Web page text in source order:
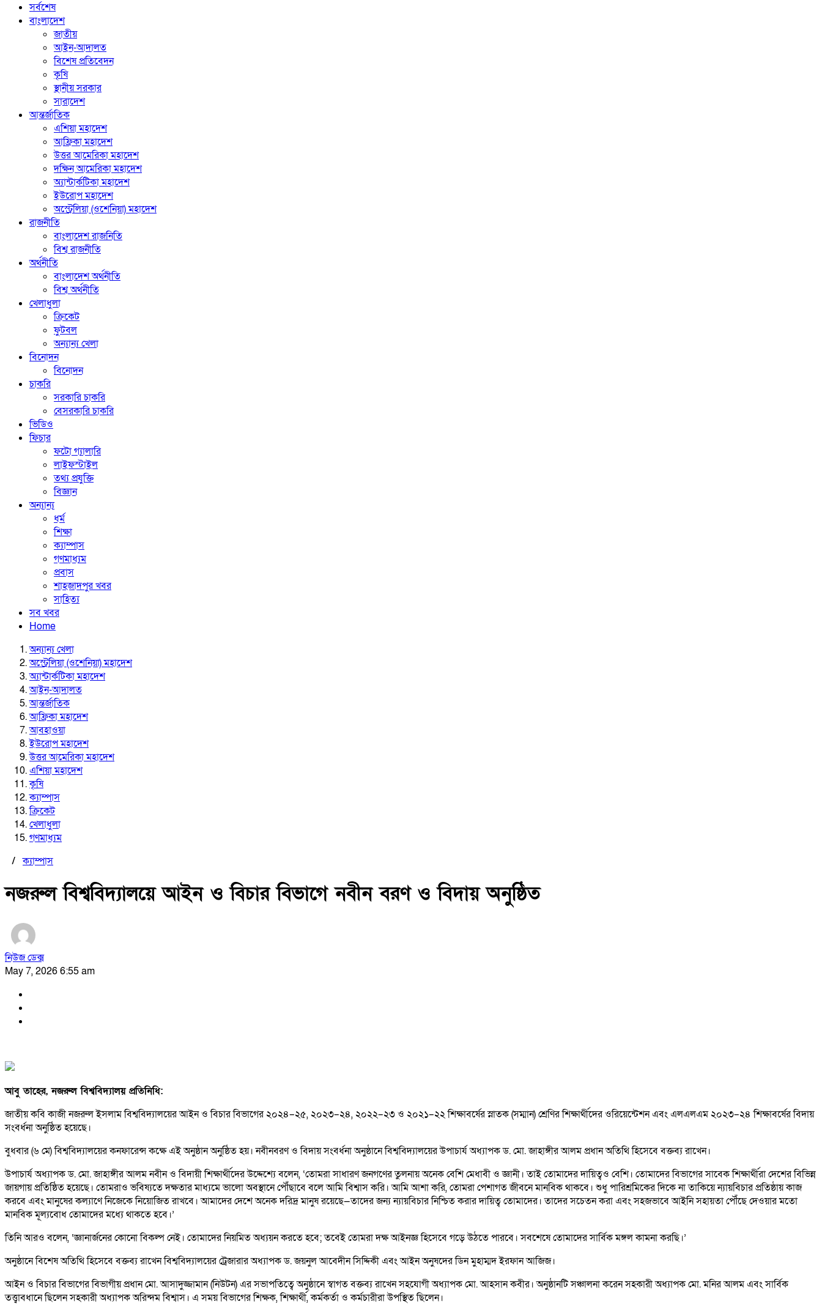
সর্বশেষ
বাংলাদেশ
জাতীয়
আইন-আদালত
বিশেষ প্রতিবেদন
কৃষি
স্থানীয় সরকার
সারাদেশ
আন্তর্জাতিক
এশিয়া মহাদেশ
আফ্রিকা মহাদেশ
উত্তর আমেরিকা মহাদেশ
দক্ষিন আমেরিকা মহাদেশ
অ্যান্টার্কটিকা মহাদেশ
ইউরোপ মহাদেশ
অস্ট্রেলিয়া (ওশেনিয়া) মহাদেশ
রাজনীতি
বাংলাদেশ রাজনিতি
বিশ্ব রাজনীতি
অর্থনীতি
বাংলাদেশ অর্থনীতি
বিশ্ব অর্থনীতি
খেলাধুলা
ক্রিকেট
ফুটবল
অন্যান্য খেলা
বিনোদন
বিনোদন
চাকরি
সরকারি চাকরি
বেসরকারি চাকরি
ভিডিও
ফিচার
ফটো গ্যালারি
লাইফস্টাইল
তথ্য প্রযুক্তি
বিজ্ঞান
অন্যান্য
ধর্ম
শিক্ষা
ক্যাম্পাস
গণমাধ্যম
প্রবাস
শাহজাদপুর খবর
সাহিত্য
সব খবর
Home
অন্যান্য খেলা
অস্ট্রেলিয়া (ওশেনিয়া) মহাদেশ
অ্যান্টার্কটিকা মহাদেশ
আইন-আদালত
আন্তর্জাতিক
আফ্রিকা মহাদেশ
আবহাওয়া
ইউরোপ মহাদেশ
উত্তর আমেরিকা মহাদেশ
এশিয়া মহাদেশ
কৃষি
ক্যাম্পাস
ক্রিকেট
খেলাধুলা
গণমাধ্যম
/ক্যাম্পাস
নজরুল বিশ্ববিদ্যালয়ে আইন ও বিচার বিভাগে নবীন বরণ ও বিদায় অনুষ্ঠিত
নিউজ ডেক্স
May 7, 2026 6:55 am
আবু তাহের, নজরুল বিশ্ববিদ্যালয় প্রতিনিধি:
জাতীয় কবি কাজী নজরুল ইসলাম বিশ্ববিদ্যালয়ের আইন ও বিচার বিভাগের ২০২৪–২৫, ২০২৩–২৪, ২০২২–২৩ ও ২০২১–২২ শিক্ষাবর্ষের স্নাতক (সম্মান) শ্রেণির শিক্ষার্থীদের ওরিয়েন্টেশন এবং এলএলএম ২০২৩–২৪ শিক্ষাবর্ষের বিদায়
সংবর্ধনা অনুষ্ঠিত হয়েছে।
বুধবার (৬ মে) বিশ্ববিদ্যালয়ের কনফারেন্স কক্ষে এই অনুষ্ঠান অনুষ্ঠিত হয়। নবীনবরণ ও বিদায় সংবর্ধনা অনুষ্ঠানে বিশ্ববিদ্যালয়ের উপাচার্য অধ্যাপক ড. মো. জাহাঙ্গীর আলম প্রধান অতিথি হিসেবে বক্তব্য রাখেন।
উপাচার্য অধ্যাপক ড. মো. জাহাঙ্গীর আলম নবীন ও বিদায়ী শিক্ষার্থীদের উদ্দেশ্যে বলেন, ‘তোমরা সাধারণ জনগণের তুলনায় অনেক বেশি মেধাবী ও জ্ঞানী। তাই তোমাদের দায়িত্বও বেশি। তোমাদের বিভাগের সাবেক শিক্ষার্থীরা দেশের বিভিন্ন
জায়গায় প্রতিষ্ঠিত হয়েছে। তোমরাও ভবিষ্যতে দক্ষতার মাধ্যমে ভালো অবস্থানে পৌঁছাবে বলে আমি বিশ্বাস করি। আমি আশা করি, তোমরা পেশাগত জীবনে মানবিক থাকবে। শুধু পারিশ্রমিকের দিকে না তাকিয়ে ন্যায়বিচার প্রতিষ্ঠায় কাজ
করবে এবং মানুষের কল্যাণে নিজেকে নিয়োজিত রাখবে। আমাদের দেশে অনেক দরিদ্র মানুষ রয়েছে—তাদের জন্য ন্যায়বিচার নিশ্চিত করার দায়িত্ব তোমাদের। তাদের সচেতন করা এবং সহজভাবে আইনি সহায়তা পৌঁছে দেওয়ার মতো
মানবিক মূল্যবোধ তোমাদের মধ্যে থাকতে হবে।’
তিনি আরও বলেন, ‘জ্ঞানার্জনের কোনো বিকল্প নেই। তোমাদের নিয়মিত অধ্যয়ন করতে হবে; তবেই তোমরা দক্ষ আইনজ্ঞ হিসেবে গড়ে উঠতে পারবে। সবশেষে তোমাদের সার্বিক মঙ্গল কামনা করছি।’
অনুষ্ঠানে বিশেষ অতিথি হিসেবে বক্তব্য রাখেন বিশ্ববিদ্যালয়ের ট্রেজারার অধ্যাপক ড. জয়নুল আবেদীন সিদ্দিকী এবং আইন অনুষদের ডিন মুহাম্মদ ইরফান আজিজ।
আইন ও বিচার বিভাগের বিভাগীয় প্রধান মো. আসাদুজ্জামান (নিউটন) এর সভাপতিত্বে অনুষ্ঠানে স্বাগত বক্তব্য রাখেন সহযোগী অধ্যাপক মো. আহসান কবীর। অনুষ্ঠানটি সঞ্চালনা করেন সহকারী অধ্যাপক মো. মনির আলম এবং সার্বিক
তত্ত্বাবধানে ছিলেন সহকারী অধ্যাপক অরিন্দম বিশ্বাস। এ সময় বিভাগের শিক্ষক, শিক্ষার্থী, কর্মকর্তা ও কর্মচারীরা উপস্থিত ছিলেন।